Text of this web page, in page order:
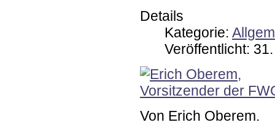
Details
Kategorie:
Veröffentlicht:
Von Erich Oberem.